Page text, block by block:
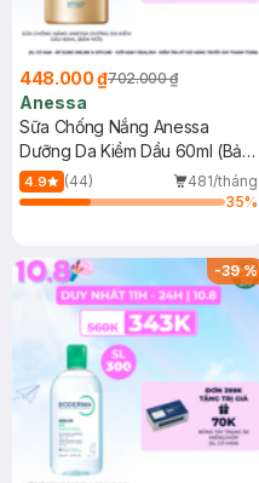
448.000 ₫702.000 ₫
Anessa
Sữa Chống Nắng Anessa
Dưỡng Da Kiềm Dầu 60ml (Bản
Mới)
4.9 (44)
481/tháng
35%
-39%